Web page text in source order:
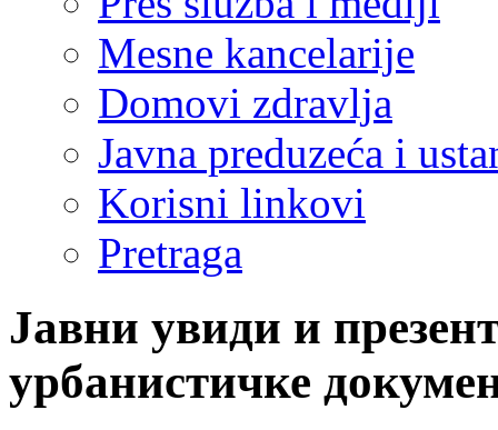
Mesne kancelarije
Domovi zdravlja
Javna preduzeća i
Korisni linkovi
Pretraga
Јавни увиди и
урбанистичке